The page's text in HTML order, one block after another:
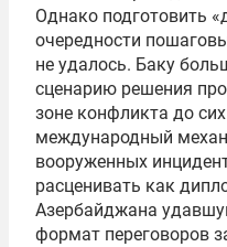
Однако подготовить
очередности
не удалось. Баку
сценарию решения
зоне конфликта до
международный
вооруженных
расценивать как
Азербайджана
формат переговоров